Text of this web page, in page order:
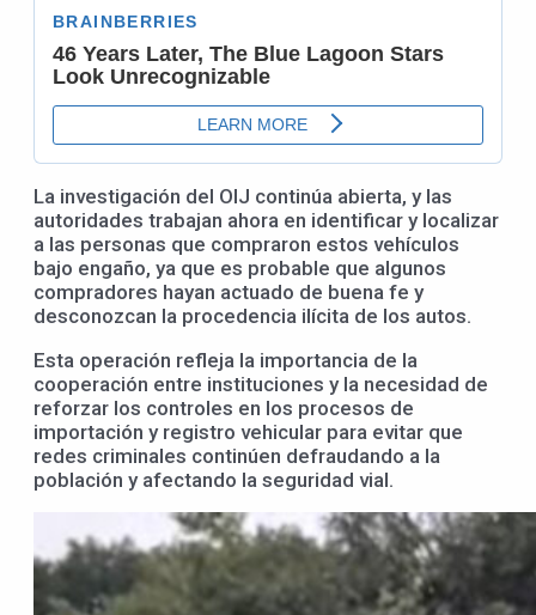
La investigación del OIJ continúa abierta, y las
autoridades trabajan ahora en identificar y localizar
a las personas que compraron estos vehículos
bajo engaño, ya que es probable que algunos
compradores hayan actuado de buena fe y
desconozcan la procedencia ilícita de los autos.
Esta operación refleja la importancia de la
cooperación entre instituciones y la necesidad de
reforzar los controles en los procesos de
importación y registro vehicular para evitar que
redes criminales continúen defraudando a la
población y afectando la seguridad vial.